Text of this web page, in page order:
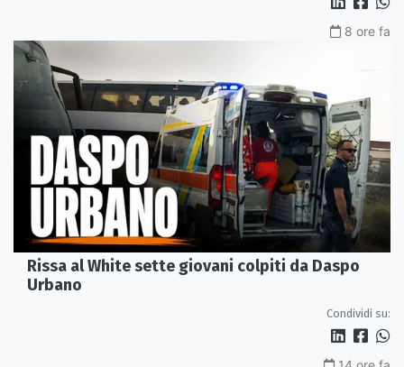
8 ore fa
Rissa al White sette giovani colpiti da Daspo
Urbano
Condividi su: